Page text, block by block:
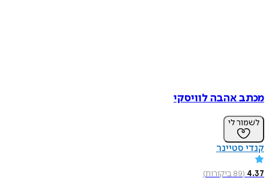
מכתב אהבה לוויסקי
לשמור לי
קנדי סטיינר
4.37
(
89ביקורות)